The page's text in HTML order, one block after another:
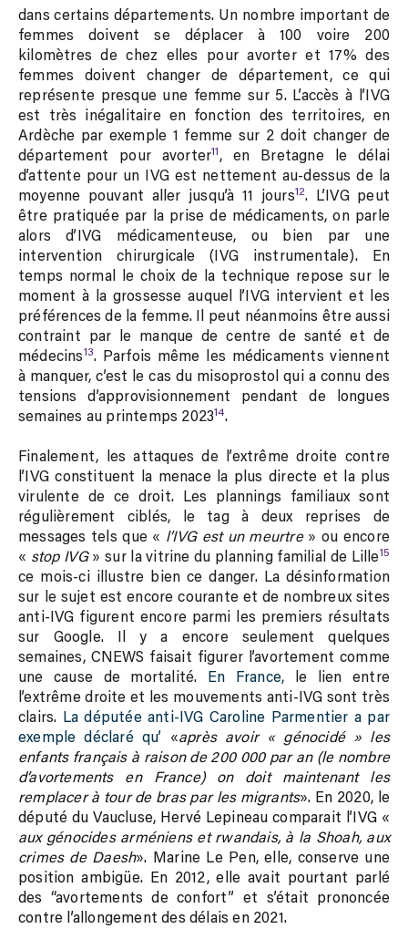
dans certains départements. Un nombre important de
femmes doivent se déplacer à 100 voire 200
kilomètres de chez elles pour avorter et 17% des
femmes doivent changer de département, ce qui
représente presque une femme sur 5. L’accès à l’IVG
est très inégalitaire en fonction des territoires, en
Ardèche par exemple 1 femme sur 2 doit changer de
département pour avorter11, en Bretagne le délai
d’attente pour un IVG est nettement au-dessus de la
moyenne pouvant aller jusqu’à 11 jours12. L’IVG peut
être pratiquée par la prise de médicaments, on parle
alors d’IVG médicamenteuse, ou bien par une
intervention chirurgicale (IVG instrumentale). En
temps normal le choix de la technique repose sur le
moment à la grossesse auquel l’IVG intervient et les
préférences de la femme. Il peut néanmoins être aussi
contraint par le manque de centre de santé et de
médecins13. Parfois même les médicaments viennent
à manquer, c’est le cas du misoprostol qui a connu des
tensions d’approvisionnement pendant de longues
semaines au printemps 202314.
Finalement, les attaques de l’extrême droite contre
l’IVG constituent la menace la plus directe et la plus
virulente de ce droit. Les plannings familiaux sont
régulièrement ciblés, le tag à deux reprises de
messages tels que « l’IVG est un meurtre» ou encore
« stop IVG» sur la vitrine du planning familial de Lille15
ce mois-ci illustre bien ce danger. La désinformation
sur le sujet est encore courante et de nombreux sites
anti-IVG figurent encore parmi les premiers résultats
sur Google. Il y a encore seulement quelques
semaines, CNEWS faisait figurer l’avortement comme
une cause de mortalité. En France, le lien entre
l’extrême droite et les mouvements anti-IVG sont très
clairs. La députée anti-IVG Caroline Parmentier a par
exemple déclaré qu’ «après avoir « génocidé » les
enfants français à raison de 200 000 par an (le nombre
d’avortements en France) on doit maintenant les
remplacer à tour de bras par les migrants». En 2020, le
député du Vaucluse, Hervé Lepineau comparait l’IVG «
aux génocides arméniens et rwandais, à la Shoah, aux
crimes de Daesh». Marine Le Pen, elle, conserve une
position ambigüe. En 2012, elle avait pourtant parlé
des “avortements de confort” et s’était prononcée
contre l’allongement des délais en 2021.